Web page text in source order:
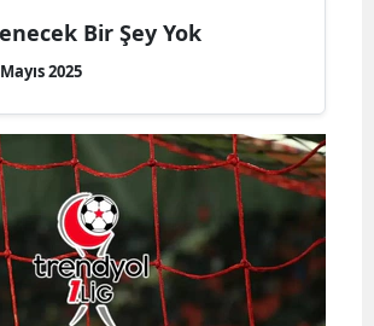
Gümüşhane
Hakkari
Hatay
Isparta
Bir Şey Yok
2025